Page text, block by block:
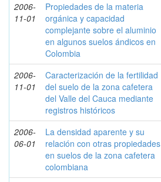
2006-
11-01
Propiedades de la materia
orgánica y capacidad
complejante sobre el aluminio
en algunos suelos ándicos en
Colombia
2006-
11-01
Caracterización de la fertilidad
del suelo de la zona cafetera
del Valle del Cauca mediante
registros históricos
2006-
06-01
La densidad aparente y su
relación con otras propiedades
en suelos de la zona cafetera
colombiana